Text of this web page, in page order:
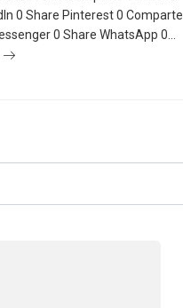
0 Share Pinterest 0 Comparte
0 Share WhatsApp 0…